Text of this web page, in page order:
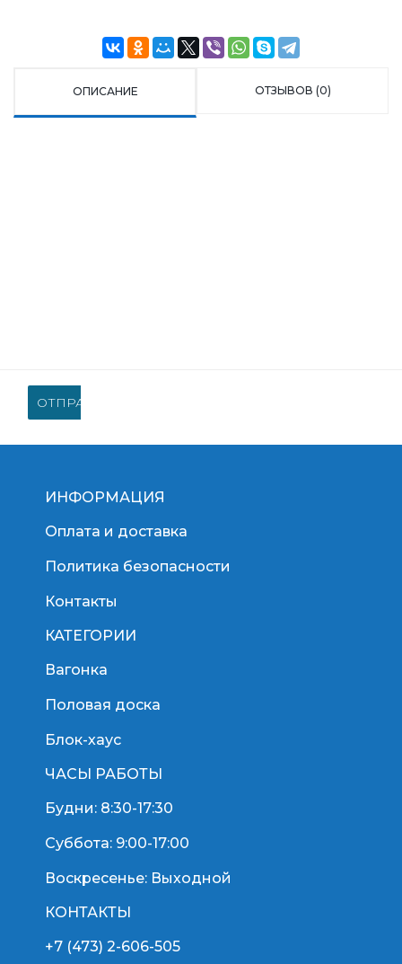
ОПИСАНИЕ ОТЗЫВОВ (0)
ОТПРАВИТЬ ЗАПРОС
ИНФОРМАЦИЯ
Оплата и доставка
Политика безопасности
Контакты
КАТЕГОРИИ
Вагонка
Половая доска
Блок-хаус
ЧАСЫ РАБОТЫ
Будни: 8:30-17:30
Суббота: 9:00-17:00
Воскресенье: Выходной
КОНТАКТЫ
+7 (473) 2-606-505